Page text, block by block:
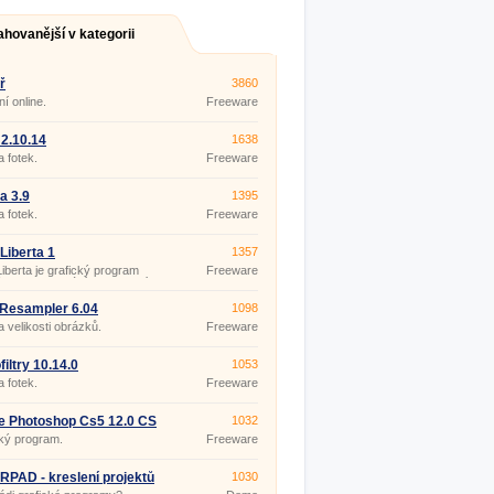
v kategorii
online.
3860
Freeware
fotek.
1638
Freeware
3.9
fotek.
1395
Freeware
1
je grafický program
pro navrhování konstrukcí
použitého materiálu.
1357
Freeware
6.04
velikosti obrázků.
1098
Freeware
10.14.0
fotek.
1053
Freeware
Photoshop Cs5 12.0 CS
program.
1032
Freeware
- kreslení projektů
1030